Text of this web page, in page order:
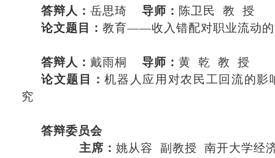
答辩人：岳思琦 导师： 陈卫民 教
授
论文题目：教育——收入错配对职业流动
答辩人：戴雨桐 导师：黄 乾 教
授
论文题目：机器人应用对农民工回流的影
究
答辩委员会
主席：姚从容 副教授
南开大学经